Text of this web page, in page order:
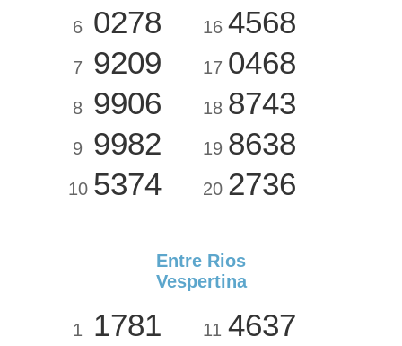
6 0278
7 9209
8 9906
9 9982
10 5374
16 4568
17 0468
18 8743
19 8638
20 2736
Entre Rios
Vespertina
1 1781 11 4637